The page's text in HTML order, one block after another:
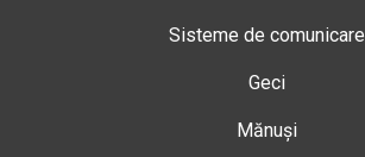
Sisteme de comunicare
Geci
Mănuși